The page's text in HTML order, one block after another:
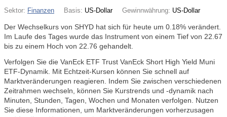
Sektor: Finanzen Basis: US-Dollar Gewinnwährung: US-Dollar
Der Wechselkurs von SHYD hat sich für heute um 0.18% verändert.
Im Laufe des Tages wurde das Instrument von einem Tief von 22.67
bis zu einem Hoch von 22.76 gehandelt.
Verfolgen Sie die VanEck ETF Trust VanEck Short High Yield Muni
ETF-Dynamik. Mit Echtzeit-Kursen können Sie schnell auf
Marktveränderungen reagieren. Indem Sie zwischen verschiedenen
Zeitrahmen wechseln, können Sie Kurstrends und -dynamik nach
Minuten, Stunden, Tagen, Wochen und Monaten verfolgen. Nutzen
Sie diese Informationen, um Marktveränderungen vorherzusagen